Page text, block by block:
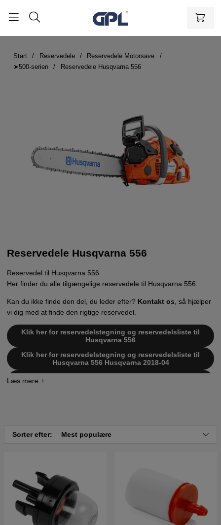
Start Reservedele
Reservedele Motorsave
➤500-serien
Reservedele Husqvarna 556
Reservedele Husqvarna 556
Reservedel til Husqvarna 556
Her finder du alle tilgængelige reservedele til Husqvarna 556.
Kan du ikke finde den del, du leder efter? Kontakt os , så hjælper
vi dig med at finde den rigtige reservedel.
Klik her for reservedelstegning og reservedelsliste til
Husqvarna 556
Klik her for reservedelstegning og reservedelsliste til
Husqvarna 556 Husqvarna 2018-04
Husqvarna 556 Husqvarna 2020-09
Sorter efter: Mest populære